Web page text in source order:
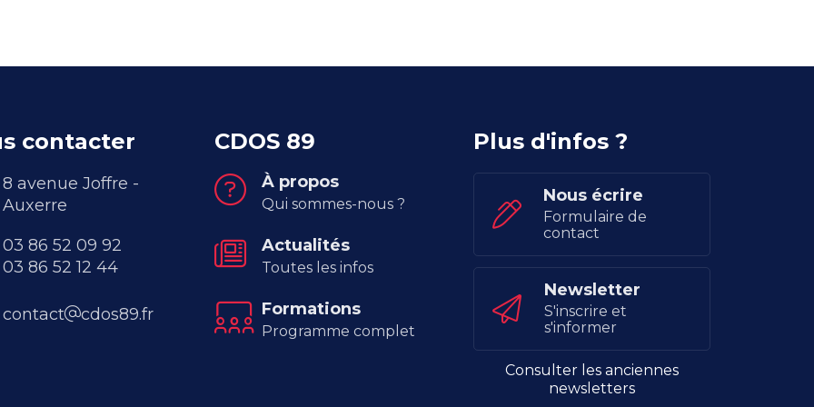
contacter
8 avenue Joffre -
Auxerre
03 86 52 09 92
03 86 52 12 44
contact cdos89.fr
CDOS 89
À propos
Qui sommes-nous ?
Actualités
Toutes les infos
Formations
Programme complet
Plus d'infos ?
Nous écrire
Formulaire de
contact
Newsletter
S'inscrire et
s'informer
Consulter les anciennes
newsletters